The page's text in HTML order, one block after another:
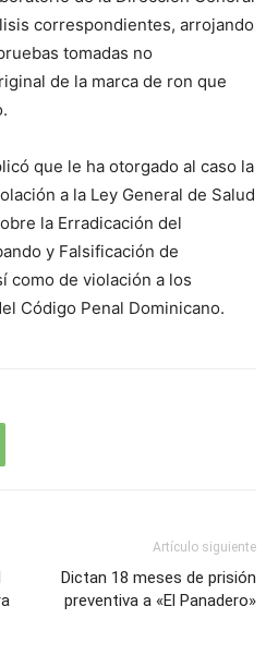
correspondientes, arrojando
tomadas no
de la marca de ron que
que le ha otorgado al caso la
a la Ley General de Salud
la Erradicación del
y Falsificación de
como de violación a los
Código Penal Dominicano.
Artículo siguiente
Dictan 18 meses de prisión
preventiva a «El Panadero»